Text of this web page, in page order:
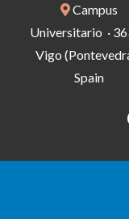
Campus
Universitario ·
Vigo
Spain